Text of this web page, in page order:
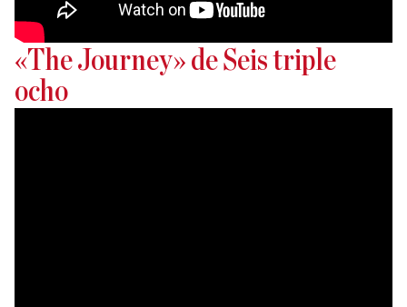
«The Journey» de Seis triple
ocho